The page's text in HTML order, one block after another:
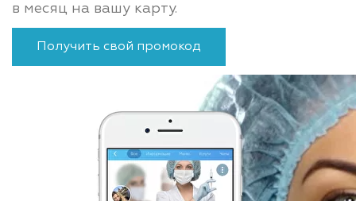
в месяц на вашу карту.
Получить свой промокод